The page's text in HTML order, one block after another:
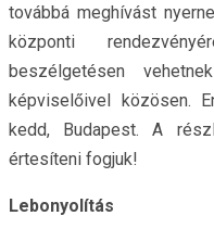
továbbá meghívást
központi
beszélgetésen
képviselőivel közösen.
kedd, Budapest. A
értesíteni fogjuk!
Lebonyolítás